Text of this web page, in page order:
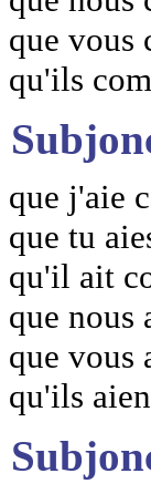
que vous
qu'ils
que j'aie
que tu
qu'il ait
que nous
que vous
qu'ils